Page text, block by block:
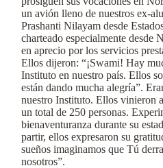
un avión lleno de nuestros ex-
Prashanti Nilayam desde
charteado especialmente desde
en aprecio por los servicios
Ellos dijeron: “¡Swami! Hay
Instituto en nuestro país. Ellos
están dando mucha alegría”.
nuestro Instituto. Ellos vinieron
un total de 250 personas.
bienaventuranza durante su
partir, ellos expresaron su
sueños imaginamos que Tú
nosotros”.